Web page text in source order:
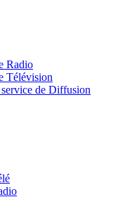
Radio
Télévision
service de Diffusion